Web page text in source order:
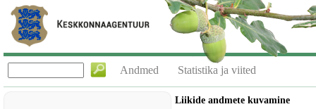
Andmed Statistika ja viited
Liikide andmete kuvamine